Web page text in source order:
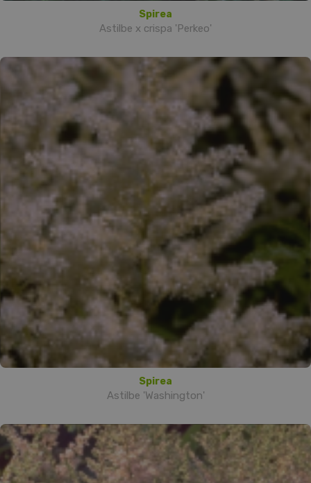
Spirea
Astilbe x crispa 'Perkeo'
Spirea
Astilbe 'Washington'